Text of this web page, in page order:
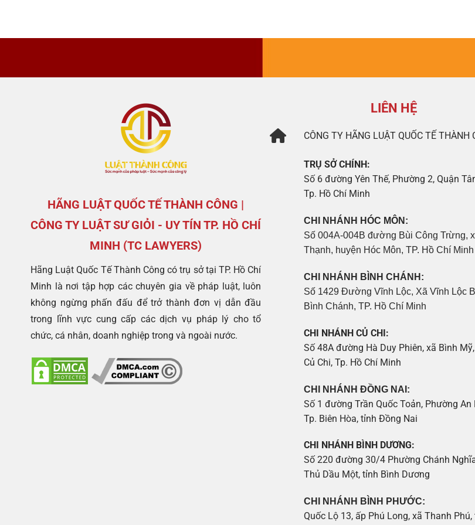
HÃNG LUẬT QUỐC TẾ THÀNH CÔNG |
CÔNG TY LUẬT SƯ GIỎI - UY TÍN TP. HỒ CHÍ
MINH (TC LAWYERS)
Hãng Luật Quốc Tế Thành Công có trụ sở tại TP. Hồ Chí
Minh là nơi tập hợp các chuyên gia về pháp luật, luôn
không ngừng phấn đấu để trở thành đơn vị dẫn đầu
trong lĩnh vực cung cấp các dịch vụ pháp lý cho tổ
chức, cá nhân, doanh nghiệp trong và ngoài nước.
LIÊN HỆ
CÔNG TY HÃNG LUẬT QUỐC TẾ THÀNH
TRỤ SỞ CHÍNH:
Số 6 đường Yên Thế, Phường 2, Quận
Tp. Hồ Chí Minh
CHI NHÁNH HÓC MÔN:
Số 004A-004B đường Bùi Công Trừng,
Thạnh, huyện Hóc Môn, TP. Hồ Chí Minh
CHI NHÁNH BÌNH CHÁNH:
Số 1429 Đường Vĩnh Lộc, Xã Vĩnh Lộc
Bình Chánh, TP. Hồ Chí Minh
CHI NHÁNH CỦ CHI:
Số 48A đường Hà Duy Phiên, xã Bình
Củ Chi, Tp. Hồ Chí Minh
CHI NHÁNH ĐỒNG NAI:
Số 1 đường Trần Quốc Toản, Phường An
Tp. Biên Hòa, tỉnh Đồng Nai
CHI NHÁNH BÌNH DƯƠNG:
Số 220 đường 30/4 Phường Chánh
Thủ Dầu Một, tỉnh Bình Dương
CHI NHÁNH BÌNH PHƯỚC:
Quốc Lộ 13, ấp Phú Long, xã Thanh Phú,